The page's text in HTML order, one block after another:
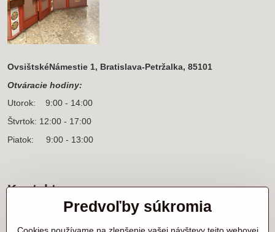
OvsištskéNámestie 1, Bratislava-Petržalka, 85101
Otváracie hodiny:
Utorok: 9:00 - 14:00
Štvrtok: 12:00 - 17:00
Piatok: 9:00 - 13:00
Kontakt
Sídlo firmy a korešpondenčná adresa
Ľanová 31
Predvoľby súkromia